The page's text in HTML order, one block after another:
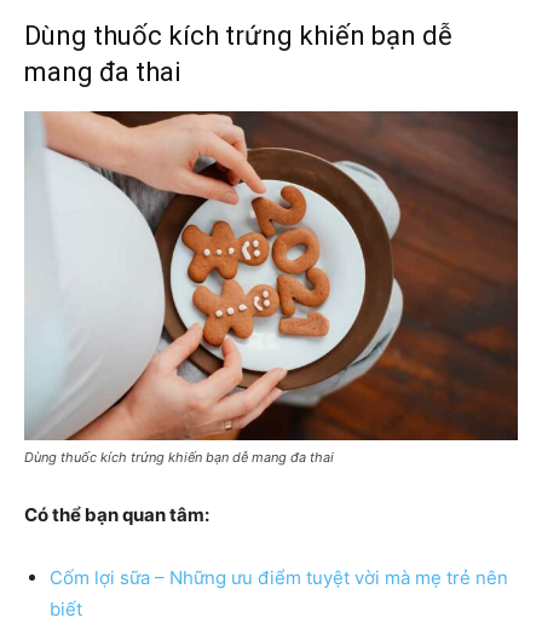
Dùng thuốc kích trứng khiến bạn dễ
mang đa thai
Dùng thuốc kích trứng khiến bạn dễ mang đa thai
Có thể bạn quan tâm:
Cốm lợi sữa – Những ưu điểm tuyệt vời mà mẹ trẻ nên
biết